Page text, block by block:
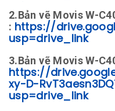
2.Bản vẽ Movis W-
: https://
usp=drive_link
3.Bản vẽ Movis W-
https://
xy-D-
usp=drive_link